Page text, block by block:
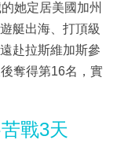
她定居美國加州
艇出海、打頂級
赴拉斯維加斯參
奪得第16名，實
戰3天